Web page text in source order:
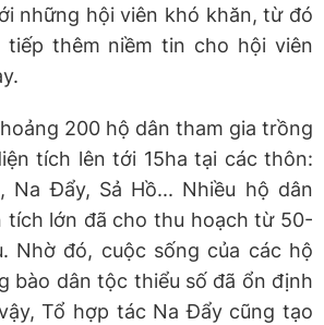
những hội viên khó khăn, từ đó
thêm niềm tin cho hội viên
200 hộ dân tham gia trồng
tích lên tới 15ha tại các thôn:
Na Đẩy, Sả Hồ... Nhiều hộ dân
lớn đã cho thu hoạch từ 50-
Nhờ đó, cuộc sống của các hộ
bào dân tộc thiểu số đã ổn định
Tổ hợp tác Na Đẩy cũng tạo